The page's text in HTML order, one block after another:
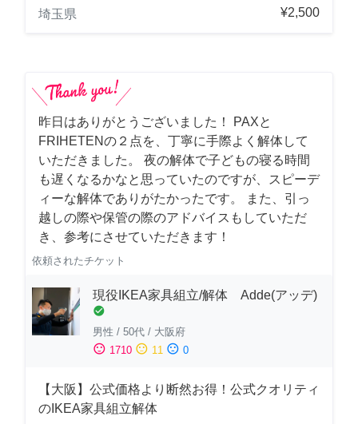
埼玉県
¥2,500
昨日はありがとうございました！ PAXと
FRIHETENの２点を、丁寧に手際よく解体して
いただきました。 夜の解体で子どもの寝る時間
も遅くなるかなと思っていたのですが、スピーデ
ィーな解体でありがたかったです。 また、引っ
越しの際や保管の際のアドバイスもしていただ
き、参考にさせていただきます！
依頼されたチケット
現役IKEA家具組立/解体 Adde(アッデ)
check_circle
男性 / 50代 / 大阪府
sentiment_satisfied 1710 sentiment_neutral 11 sentiment_dissatisfied 0
【大阪】公式価格より断然お得！公式クオリティ
のIKEA家具組立解体